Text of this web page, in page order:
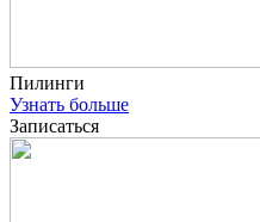
Пилинги
Узнать больше
Записаться